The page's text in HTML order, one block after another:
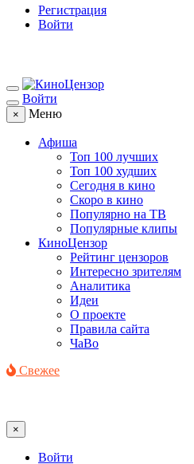
Регистрация
Войти
Войти
× Меню
Афиша
Топ 100 лучших
Топ 100 худших
Сегодня в кино
Скоро в кино
Популярно на ТВ
Популярные клипы
КиноЦензор
Рейтинг цензоров
Интересно зрителям
Аналитика
Идеи
О проекте
Правила сайта
ЧаВо
Свежее
×
Войти